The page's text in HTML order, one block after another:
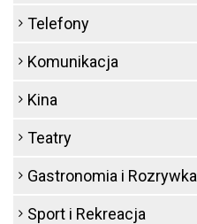
Telefony
Komunikacja
Kina
Teatry
Gastronomia i Rozrywka
Sport i Rekreacja